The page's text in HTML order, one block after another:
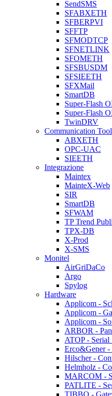
SendSMS
SFABXETH
SFBERPVI
SFFTP
SFMODTCP
SFNETLINK
SFOMETH
SFSBUSDM
SFSIEETH
SFXMail
SmartDB
Super-Flash
Super-Flash
TwinDRV
Communication
ABXETH
OPC-UAC
SIEETH
Integrazione
Maintex
MainteX-Web
SIR
SmartDB
SFWAM
TP Trend
TPX-DB
X-Prod
X-SMS
Monitel
AirGriDaCo
Argo
Spylog
Hardware
Applicom -
Applicom -
Applicom -
ARBOR -
ATOP - Serial
Erco&Gener -
Hilscher -
Helmholz -
MARCOM -
PATLITE -
TIBBO -